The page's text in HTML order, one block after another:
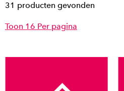
31 producten gevonden
Toon 16 Per pagina